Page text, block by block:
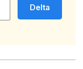
Delta